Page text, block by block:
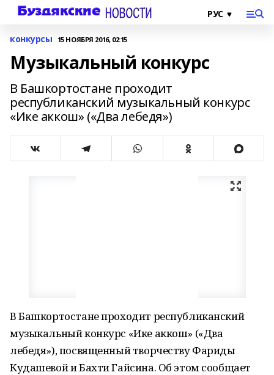
конкурсы 15 НОЯБРЯ 2016, 02:15
Музыкальный конкурс
В Башкортостане проходит
республиканский музыкальный конкурс
«Ике аккош» («Два лебедя»)
В Башкортостане проходит республиканский
музыкальный конкурс «Ике аккош» («Два
лебедя»), посвященный творчеству Фариды
Кудашевой и Бахти Гайсина. Об этом сообщает